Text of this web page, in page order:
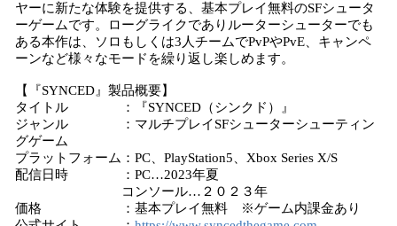
ヤーに新たな体験を提供する、基本プレイ無料のSFシュータ
ーゲームです。ローグライクでありルーターシューターでも
ある本作は、ソロもしくは3人チームでPvPやPvE、キャンペ
ーンなど様々なモードを繰り返し楽しめます。
【『SYNCED』製品概要】
タイトル ：『SYNCED（シンクド）』
ジャンル ：マルチプレイSFシューターシューティン
グゲーム
プラットフォーム：PC、PlayStation5、Xbox Series X/S
配信日時 ：PC…2023年夏
コンソール…２０２３年
価格 ：基本プレイ無料 ※ゲーム内課金あり